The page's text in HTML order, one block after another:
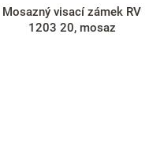
Mosazný visací zámek RV
1203 20, mosaz